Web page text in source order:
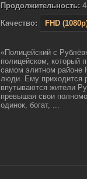
Продолжительность:
Качество:
FHD
«Полицейский с
полицейском, который
самом элитном районе
люди. Ему приходится
впутываются жители
превышая свои
одинок, богат, ...